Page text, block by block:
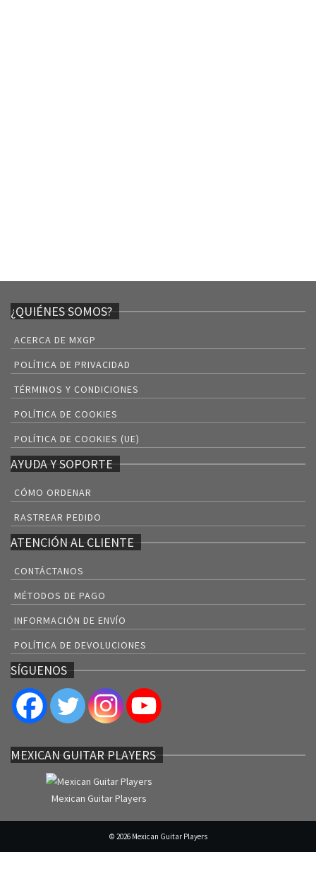
¿QUIÉNES SOMOS?
ACERCA DE MXGP
POLÍTICA DE PRIVACIDAD
TÉRMINOS Y CONDICIONES
POLÍTICA DE COOKIES
POLÍTICA DE COOKIES (UE)
AYUDA Y SOPORTE
CÓMO ORDENAR
RASTREAR PEDIDO
ATENCIÓN AL CLIENTE
CONTÁCTANOS
MÉTODOS DE PAGO
INFORMACIÓN DE ENVÍO
POLÍTICA DE DEVOLUCIONES
SÍGUENOS
MEXICAN GUITAR PLAYERS
Mexican Guitar Players
© 2026 Mexican Guitar Players